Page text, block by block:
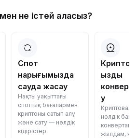
не істей аласыз?
Спот
нарығымызда
сауда жасау
Нақты уақыттағы
споттық бағалармен
криптоны сатып алу
және сату — нөлдік
кідірістер.
ызды
у
нөлдік
жылдам,